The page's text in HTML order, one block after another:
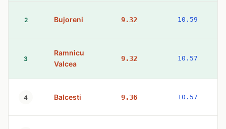
2 Bujoreni 9.32 10.59
3
Ramnicu
Valcea
9.32 10.57
4 Balcesti 9.36 10.57